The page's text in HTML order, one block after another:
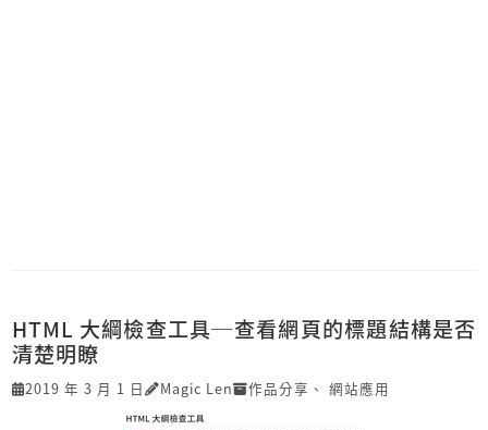
HTML 大綱檢查工具─查看網頁的標題結構是否
清楚明瞭
2019 年 3 月 1 日 Magic Len 作品分享 、 網站應用